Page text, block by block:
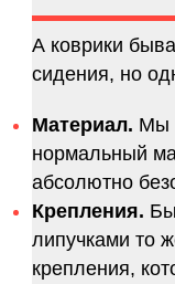
А коврики
сидения, но
Материал. Мы
нормальный
абсолютно
Крепления.
липучками то
крепления,